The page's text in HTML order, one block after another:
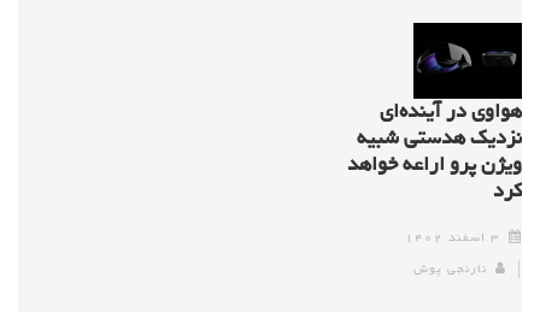
هواوی در آینده‌ای
نزدیک هدستی شبیه
ویژن پرو اراعه خواهد
کرد
۳ اسفند ۱۴۰۲
نارنجی پوش